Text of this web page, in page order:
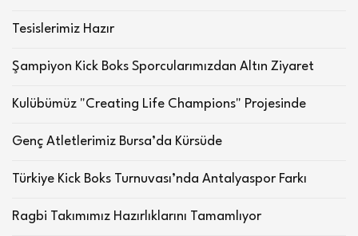
Tesislerimiz Hazır
Şampiyon Kick Boks Sporcularımızdan Altın Ziyaret
Kulübümüz "Creating Life Champions" Projesinde
Genç Atletlerimiz Bursa’da Kürsüde
Türkiye Kick Boks Turnuvası’nda Antalyaspor Farkı
Ragbi Takımımız Hazırlıklarını Tamamlıyor